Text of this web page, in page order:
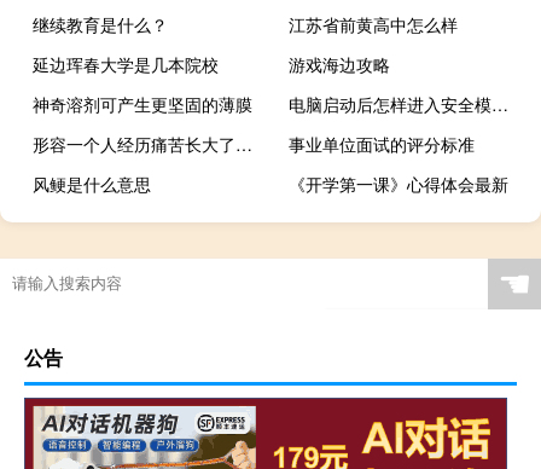
继续教育是什么？
江苏省前黄高中怎么样
延边珲春大学是几本院校
游戏海边攻略
神奇溶剂可产生更坚固的薄膜
电脑启动后怎样进入安全模式 电脑怎么进入安全模式
形容一个人经历痛苦长大了用什么诗句描
事业单位面试的评分标准
风鲠是什么意思
《开学第一课》心得体会最新
☚
公告